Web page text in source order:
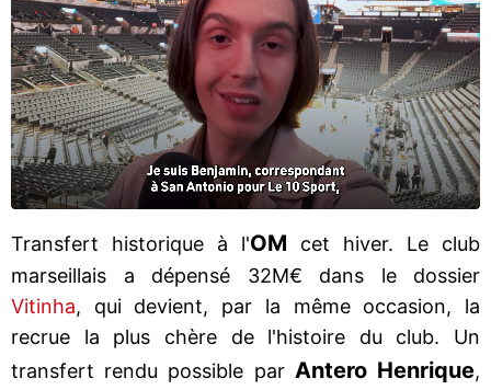
Transfert historique à l'OM cet hiver. Le club
marseillais a dépensé 32M€ dans le dossier
Vitinha, qui devient, par la même occasion, la
recrue la plus chère de l'histoire du club. Un
transfert rendu possible parAntero Henrique,